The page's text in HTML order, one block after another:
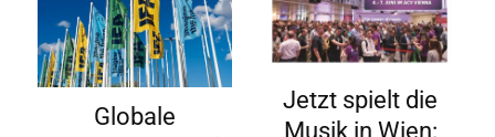
Globale
Jetzt spielt die
Musik in Wien: